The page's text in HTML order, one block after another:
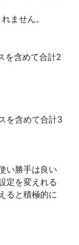
ません。
を含めて合計2
を含めて合計3
い勝手は良い
定を変えれる
ると積極的に